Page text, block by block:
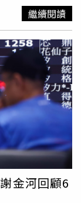
不僅是今年上映
的作品，截至
一舉突破341
之後，今年南韓
即使同期強碰多
大銀幕視聽體
突破，成功殺出
影族群從青少年
燒，網上也湧
文章與影片，
。本片熱潮甚至
觀賞，並在社
讚：「電影以驚
馳。在這趟旅
繼續閱讀
金河回顧6